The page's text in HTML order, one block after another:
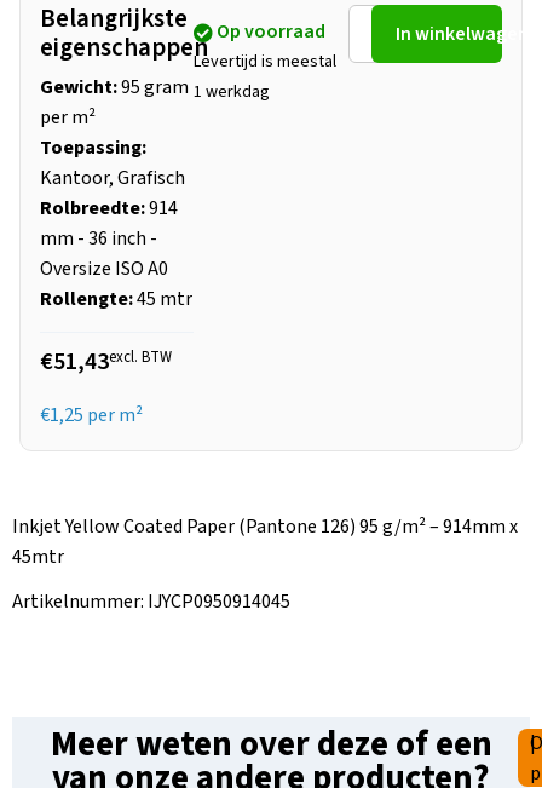
Belangrijkste
eigenschappen
Gewicht:95 gram
per m²
Toepassing:
Kantoor, Grafisch
Rolbreedte:914
mm - 36 inch -
Oversize ISO A0
Rollengte:45 mtr
€51,43excl. BTW
€1,25 per m²
Op voorraad
Levertijd is meestal
1 werkdag
In winkelwagen
Inkjet Yellow Coated Paper (Pantone 126) 95 g/m² – 914mm x
45mtr
Artikelnummer: IJYCP0950914045
Meer weten over deze of een |